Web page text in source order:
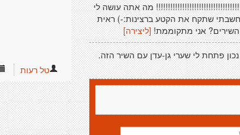
טל רעות
מה אתה עושה לי
שתקח את הקטע ברצינות:-) ראית
אני מתקוממת! [ליצירה]
פתחת לי שערי גן-עדן עם השיר הזה.